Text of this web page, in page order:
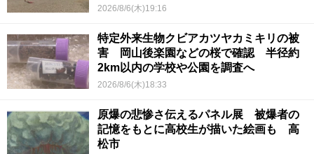
2026/8/6(木)19:16
特定外来生物クビアカツヤカミキリの被
害 岡山後楽園などの桜で確認 半径約
2km以内の学校や公園を調査へ
2026/8/6(木)18:33
原爆の悲惨さ伝えるパネル展 被爆者の
記憶をもとに高校生が描いた絵画も 高
松市